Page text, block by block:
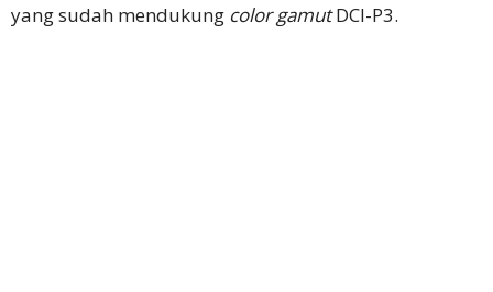
yang sudah mendukung color gamutDCI-P3.